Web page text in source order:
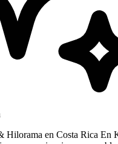
Hilorama en Costa Rica En